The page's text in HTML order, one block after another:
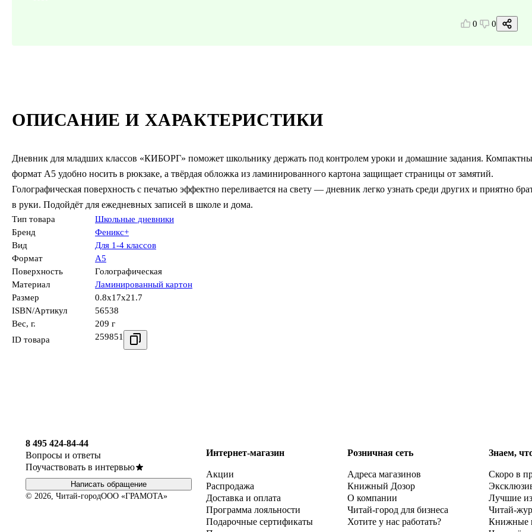
ОПИСАНИЕ И ХАРАКТЕРИСТИКИ
Дневник для младших классов «КИБОРГ» поможет школьнику держать под контролем уроки и домашние задания.
формат A5 удобно носить в рюкзаке, а твёрдая обложка из ламинированного картона защищает страницы от замятий.
Голографическая поверхность с печатью эффектно переливается на свету — дневник легко узнать среди других и приятно
в руки. Подойдёт для ежедневных записей в школе и дома.
Тип товара
Школьные дневники
Бренд
Феникс+
Вид
Для 1-4 классов
Формат
А5
Поверхность
Голографическая
Материал
Ламинированный картон
Размер
0.8x17x21.7
ISBN/Артикул
56538
Вес, г.
209 г
ID товара
259851
0 0
8 495 424-84-44
Вопросы и ответы
Поучаствовать в интервью
Написать обращение
© 2026, Читай-городООО «ГРАМОТА»
Интернет-магазин
Акции
Распродажа
Доставка и оплата
Программа лояльности
Подарочные сертификаты
Розничная сеть
Адреса магазинов
Книжный Дозор
О компании
Читай-город для бизнеса
Хотите у нас работать?
Знаем,
Скоро в
Лучшие
Читай-
Книжные